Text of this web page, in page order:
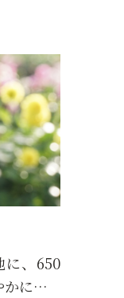
に、650
かに…